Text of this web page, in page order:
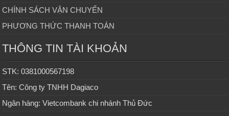
CHÍNH SÁCH VẬN CHUYỂN
PHƯƠNG THỨC THANH TOÁN
THÔNG TIN TÀI KHOẢN
STK: 0381000567198
Tên: Công ty TNHH Dagiaco
Ngân hàng: Vietcombank chi nhánh Thủ Đức